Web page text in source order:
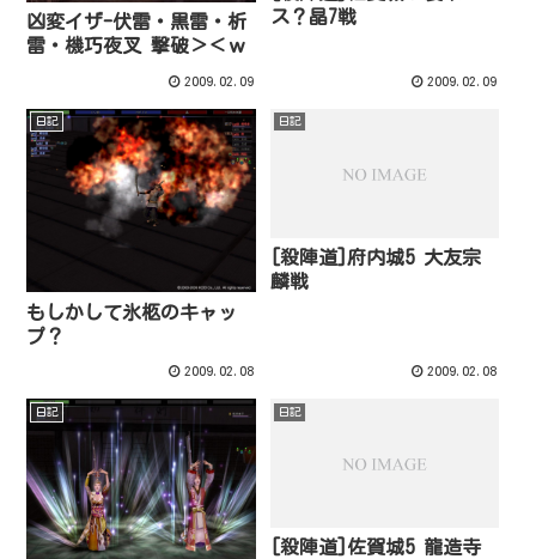
凶変イザ-伏雷・黒雷・析
雷・機巧夜叉 撃破＞＜ｗ
2009.02.09
ス？晶7戦
2009.02.09
日記
もしかして氷柩のキャッ
プ？
2009.02.08
日記
[殺陣道]府内城5 大友宗
麟戦
2009.02.08
日記 日記
[殺陣道]佐賀城5 龍造寺